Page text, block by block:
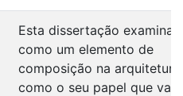
Esta dissertação examina
como um elemento de
composição na
como o seu papel que vai